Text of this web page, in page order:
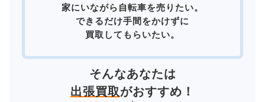
家にいながら自転車を売りたい。
できるだけ手間をかけずに
買取してもらいたい。
そんなあなたは
出張買取がおすすめ！